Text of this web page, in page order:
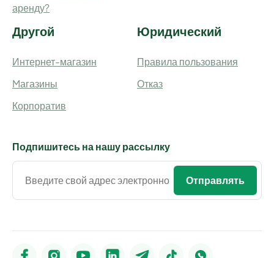
аренду?
Другой
Интернет-магазин
Mагазины
Корпоратив
Юридический
Правила пользования
Отказ
Подпишитесь на нашу рассылку
Отправлять